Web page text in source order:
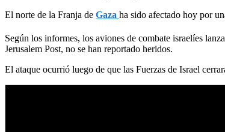
El norte de la Franja de Gaza ha sido afectado hoy por
Según los informes, los aviones de combate israelíes
Jerusalem Post, no se han reportado heridos.
El ataque ocurrió luego de que las Fuerzas de Israel